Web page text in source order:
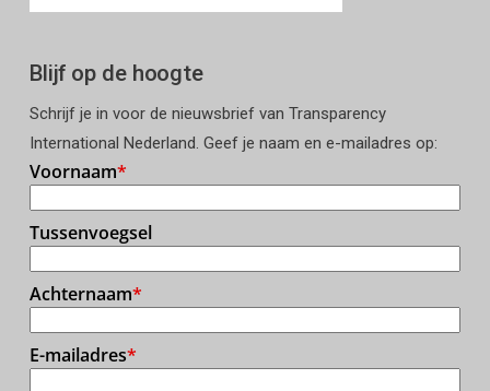
Blijf op de hoogte
Schrijf je in voor de nieuwsbrief van Transparency
International Nederland. Geef je naam en e-mailadres op: